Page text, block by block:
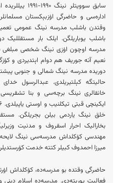
سابق سوویتلر
اداره‌سی و حاضرگی اۉزبېکستان
وقتدن باشلب مدرسه نینگ عمومی
باشلب یوباریلگن. ایلک بار
مدرسه اوچون اۉزی نینگ شخصی مبلغی
نعیم آته جوریف هم دوام اېتدیردی و
دوریده مدرسه نینگ شمالی و جنوبی
حالیتگه کېلتیریلدی. عبدالرسول
خانقالری نینگ برچه‌سی و بنا
خلق نینگ یاردمی بیلن بجریلگن.
بخارالیک احرار اسقروف و مدنیت
مهندسی کۉکلداش مدرسه‌سی نینگ
میرزا احمدوف کبیلر کتته خدمت
حاضرگی وقتده بو مدرسه‌ده، کۉکلداش
فعالیت یوریته‌دی. مدرسه‌ده اسلام